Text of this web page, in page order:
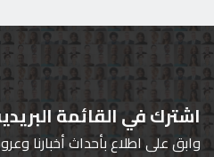
اشترك في القائمة
وابق على اطلاع بأحداث أخبارنا